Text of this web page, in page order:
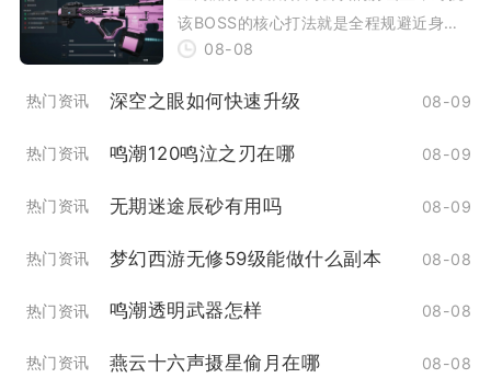
该BOSS的核心打法就是全程规避近身肘
击判定，优先清除随从护卫，依托地形卡
08-08
热门资讯 深空之眼如何快速升级 08-09
热门资讯 鸣潮120鸣泣之刃在哪 08-09
热门资讯 无期迷途辰砂有用吗 08-09
热门资讯 梦幻西游无修59级能做什么副本 08-08
热门资讯 鸣潮透明武器怎样 08-08
热门资讯 燕云十六声摄星偷月在哪 08-08